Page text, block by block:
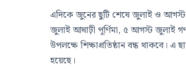
এদিকে জুনের ছুটি শেষে জুলাই ও আগস্ট
জুলাই আষাঢ়ী পূর্ণিমা, ৫ আগস্ট জুলাই
উপলক্ষে শিক্ষাপ্রতিষ্ঠান বন্ধ থাকবে। এ
হয়েছে।